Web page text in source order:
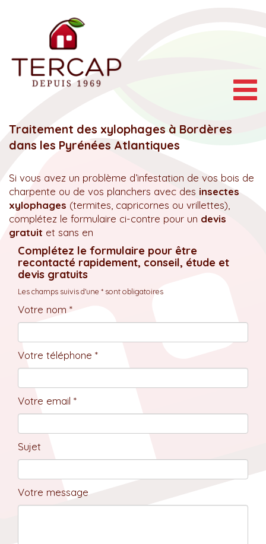
Traitement des xylophages à Bordères
dans les Pyrénées Atlantiques
Si vous avez un problème d’infestation de vos bois de
charpente ou de vos planchers avec des insectes
xylophages (termites, capricornes ou vrillettes),
complétez le formulaire ci-contre pour un devis
gratuit et sans en
Complétez le formulaire pour être
recontacté rapidement, conseil, étude et
devis gratuits
Les champs suivis d'une * sont obligatoires
Votre nom *
Votre téléphone *
Votre email *
Sujet
Votre message